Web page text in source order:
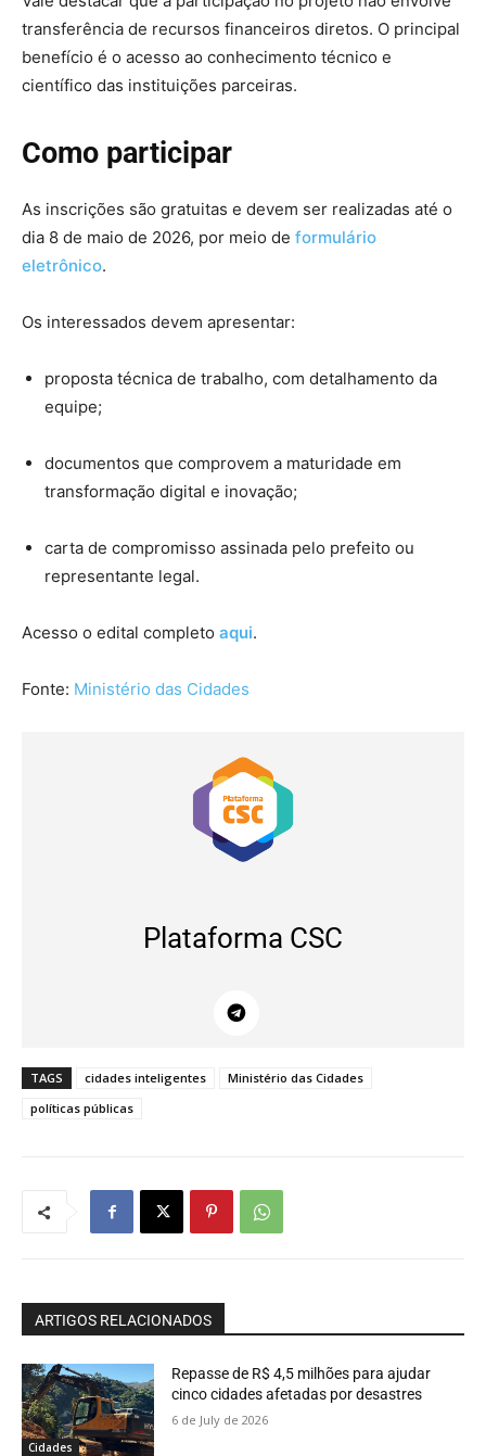
transferência de recursos financeiros diretos. O principal
benefício é o acesso ao conhecimento técnico e
científico das instituições parceiras.
Como participar
As inscrições são gratuitas e devem ser realizadas até o
dia 8 de maio de 2026, por meio de formulário
eletrônico.
Os interessados devem apresentar:
proposta técnica de trabalho, com detalhamento da
equipe;
documentos que comprovem a maturidade em
transformação digital e inovação;
carta de compromisso assinada pelo prefeito ou
representante legal.
Acesso o edital completo aqui.
Fonte: Ministério das Cidades
Plataforma CSC
TAGS cidades inteligentes
Ministério das Cidades
políticas públicas
ARTIGOS RELACIONADOS
Cidades
Repasse de R$ 4,5 milhões para ajudar
cinco cidades afetadas por desastres
6 de July de 2026